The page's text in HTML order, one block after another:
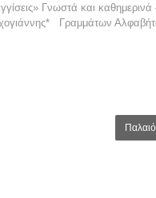
Γνωστά και
Γραμμάτων